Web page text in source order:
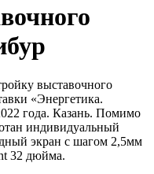
выставочного
«Энергетика.
года. Казань. Помимо
индивидуальный
экран с шагом 2,5мм
32 дюйма.